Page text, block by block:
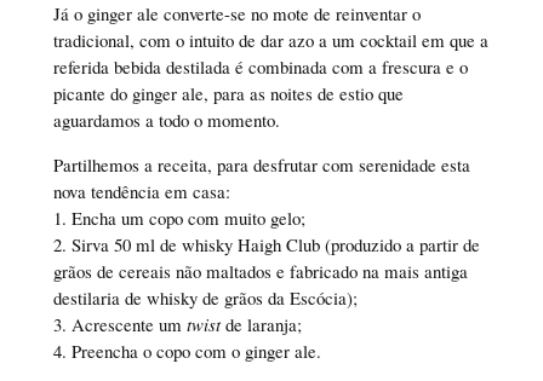
Já o ginger ale converte-se no mote de reinventar o
tradicional, com o intuito de dar azo a um cocktail em que a
referida bebida destilada é combinada com a frescura e o
picante do ginger ale, para as noites de estio que
aguardamos a todo o momento.
Partilhemos a receita, para desfrutar com serenidade esta
nova tendência em casa:
1. Encha um copo com muito gelo;
2. Sirva 50 ml de whisky Haigh Club (produzido a partir de
grãos de cereais não maltados e fabricado na mais antiga
destilaria de whisky de grãos da Escócia);
3. Acrescente um twistde laranja;
4. Preencha o copo com o ginger ale.